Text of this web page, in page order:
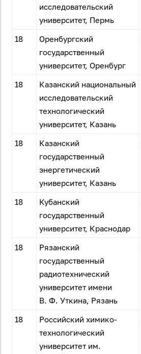
исследовательский
университет, Пермь
18
Оренбургский
государственный
университет, Оренбург
18
Казанский национальный
исследовательский
технологический
университет, Казань
18
Казанский
государственный
энергетический
университет, Казань
18
Кубанский
государственный
университет, Краснодар
18
Рязанский
государственный
радиотехнический
университет имени
В. Ф. Уткина, Рязань
18
Российский химико-
технологический
университет им.